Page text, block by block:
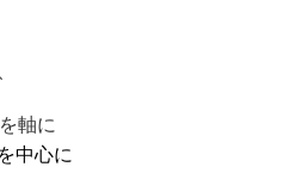
軸に
中心に